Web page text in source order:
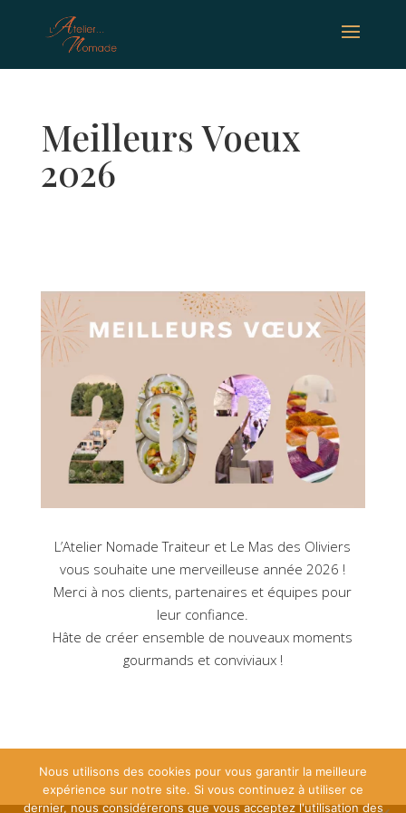
Meilleurs Voeux
2026
L’Atelier Nomade Traiteur et Le Mas des Oliviers
vous souhaite une merveilleuse année 2026 !
Merci à nos clients, partenaires et équipes pour
leur confiance.
Hâte de créer ensemble de nouveaux moments
gourmands et conviviaux !
Nous utilisons des cookies pour vous garantir la meilleure
expérience sur notre site. Si vous continuez à utiliser ce
dernier, nous considérerons que vous acceptez l'utilisation des